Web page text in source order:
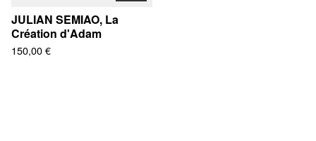
JULIAN SEMIAO, La
Création d'Adam
150,00€